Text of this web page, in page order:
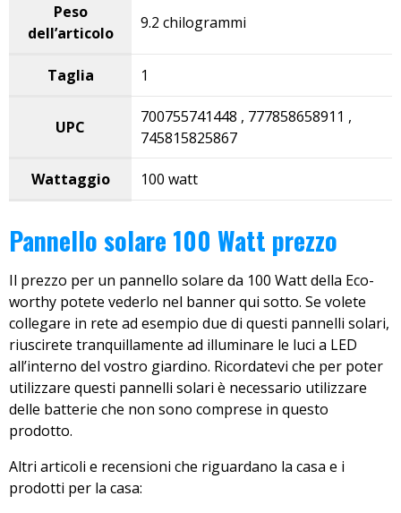
Peso
dell’articolo
9.2 chilogrammi
Taglia 1
UPC
700755741448 , 777858658911 ,
745815825867
Wattaggio 100 watt
Pannello solare 100 Watt prezzo
Il prezzo per un pannello solare da 100 Watt della Eco-
worthy potete vederlo nel banner qui sotto. Se volete
collegare in rete ad esempio due di questi pannelli solari,
riuscirete tranquillamente ad illuminare le luci a LED
all’interno del vostro giardino. Ricordatevi che per poter
utilizzare questi pannelli solari è necessario utilizzare
delle batterie che non sono comprese in questo
prodotto.
Altri articoli e recensioni che riguardano la casa e i
prodotti per la casa: